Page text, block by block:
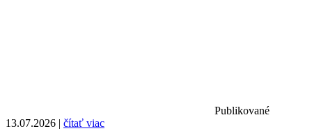
Publikované
13.07.2026 | čítať viac